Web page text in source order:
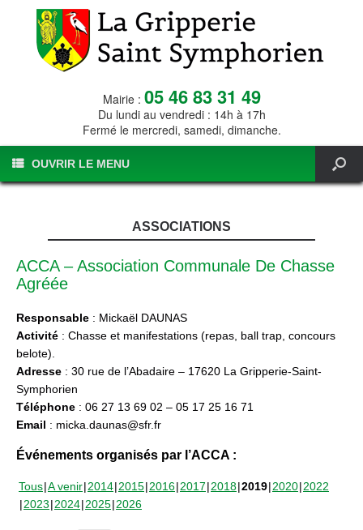
Mairie : 05 46 83 31 49
Du lundi au vendredi : 14h à 17h
Fermé le mercredi, samedi, dimanche.
OUVRIR LE MENU
ASSOCIATIONS
ACCA – Association Communale De Chasse
Agréée
Responsable : Mickaël DAUNAS
Activité : Chasse et manifestations (repas, ball trap, concours
belote).
Adresse : 30 rue de l’Abadaire – 17620 La Gripperie-Saint-
Symphorien
Téléphone : 06 27 13 69 02 – 05 17 25 16 71
Email : micka.daunas@sfr.fr
Événements organisés par l’ACCA :
Tous A venir 2014 2015 2016 2017 2018 2019 2020 2022
2023 2024 2025 2026